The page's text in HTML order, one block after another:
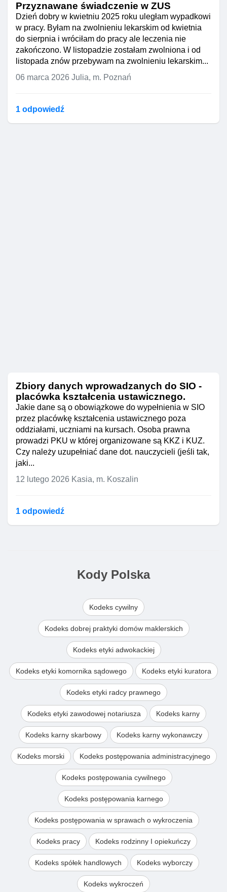
Przyznawane świadczenie w ZUS
Dzień dobry w kwietniu 2025 roku uległam wypadkowi
w pracy. Byłam na zwolnieniu lekarskim od kwietnia
do sierpnia i wróciłam do pracy ale leczenia nie
zakończono. W listopadzie zostałam zwolniona i od
listopada znów przebywam na zwolnieniu lekarskim...
06 marca 2026 Julia, m. Poznań
1 odpowiedź
Zbiory danych wprowadzanych do SIO -
placówka kształcenia ustawicznego.
Jakie dane są o obowiązkowe do wypełnienia w SIO
przez placówkę kształcenia ustawicznego poza
oddziałami, uczniami na kursach. Osoba prawna
prowadzi PKU w której organizowane są KKZ i KUZ.
Czy należy uzupełniać dane dot. nauczycieli (jeśli tak,
jaki...
12 lutego 2026 Kasia, m. Koszalin
1 odpowiedź
Kody Polska
Kodeks cywilny
Kodeks dobrej praktyki domów maklerskich
Kodeks etyki adwokackiej
Kodeks etyki komornika sądowego Kodeks etyki kuratora
Kodeks etyki radcy prawnego
Kodeks etyki zawodowej notariusza Kodeks karny
Kodeks karny skarbowy Kodeks karny wykonawczy
Kodeks morski Kodeks postępowania administracyjnego
Kodeks postępowania cywilnego
Kodeks postępowania karnego
Kodeks postępowania w sprawach o wykroczenia
Kodeks pracy Kodeks rodzinny I opiekuńczy
Kodeks spółek handlowych Kodeks wyborczy
Kodeks wykroczeń